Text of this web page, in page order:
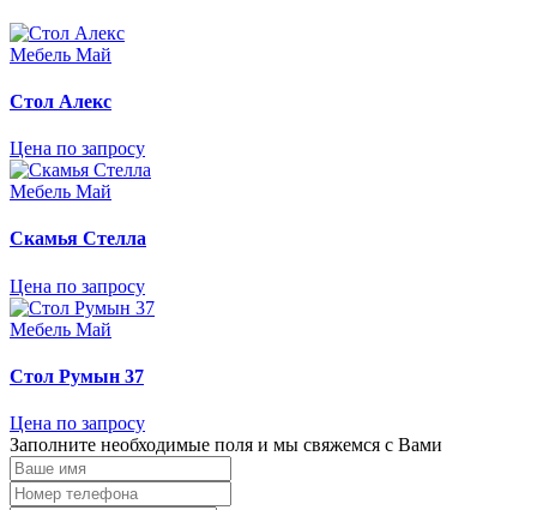
Мебель Май
Стол Алекс
Цена по запросу
Мебель Май
Скамья Стелла
Цена по запросу
Мебель Май
Стол Румын 37
Цена по запросу
Заполните необходимые поля и мы свяжемся с Вами